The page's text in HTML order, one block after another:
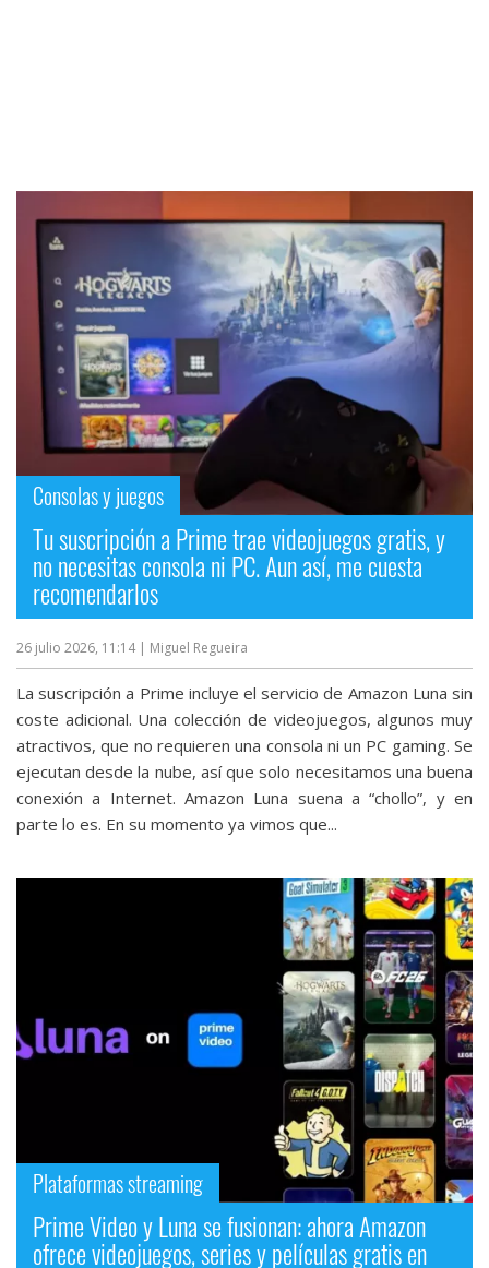
Consolas y juegos
Tu suscripción a Prime trae videojuegos gratis, y
no necesitas consola ni PC. Aun así, me cuesta
recomendarlos
26 julio 2026, 11:14 | Miguel Regueira
La suscripción a Prime incluye el servicio de Amazon Luna sin
coste adicional. Una colección de videojuegos, algunos muy
atractivos, que no requieren una consola ni un PC gaming. Se
ejecutan desde la nube, así que solo necesitamos una buena
conexión a Internet. Amazon Luna suena a “chollo”, y en
parte lo es. En su momento ya vimos que...
Plataformas streaming
Prime Video y Luna se fusionan: ahora Amazon
ofrece videojuegos, series y películas gratis en